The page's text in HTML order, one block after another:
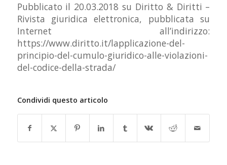
Pubblicato il 20.03.2018 su Diritto & Diritti –
Rivista giuridica elettronica, pubblicata su
Internet all’indirizzo:
https://www.diritto.it/lapplicazione-del-
principio-del-cumulo-giuridico-alle-violazioni-
del-codice-della-strada/
Condividi questo articolo